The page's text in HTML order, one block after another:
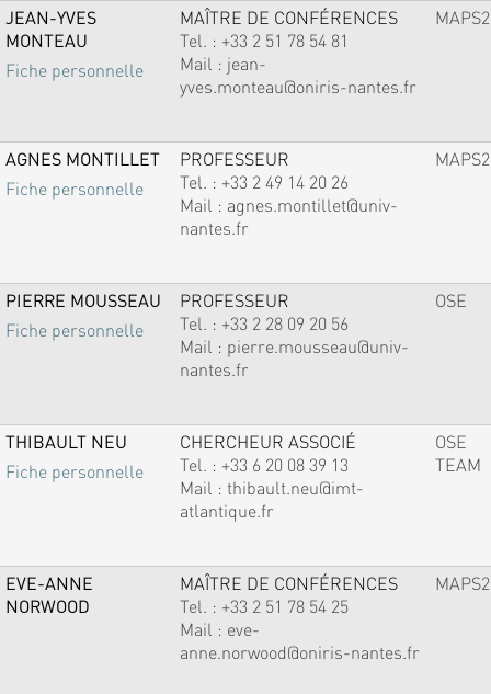
JEAN-YVES
MONTEAU
Fiche personnelle
MAÎTRE DE CONFÉRENCES
Tel. : +33 2 51 78 54 81
Mail : jean-
yves.monteau@oniris-nantes.fr
MAPS2
AGNES MONTILLET
Fiche personnelle
PROFESSEUR
Tel. : +33 2 49 14 20 26
Mail : agnes.montillet@univ-
nantes.fr
MAPS2
PIERRE MOUSSEAU
Fiche personnelle
PROFESSEUR
Tel. : +33 2 28 09 20 56
Mail : pierre.mousseau@univ-
nantes.fr
OSE
THIBAULT NEU
Fiche personnelle
CHERCHEUR ASSOCIÉ
Tel. : +33 6 20 08 39 13
Mail : thibault.neu@imt-
atlantique.fr
OSE
TEAM
EVE-ANNE
NORWOOD
MAÎTRE DE CONFÉRENCES
Tel. : +33 2 51 78 54 25
Mail : eve-
anne.norwood@oniris-nantes.fr
MAPS2